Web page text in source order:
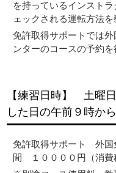
を持っているインスト
ェックされる運転方法を
免許取得サポートでは
ンターのコースの予約を
【練習日時】 土曜
した日の午前９時か
免許取得サポート 外
間 １００００円（消費